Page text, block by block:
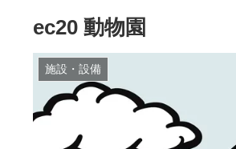
ec20 動物園
施設・設備